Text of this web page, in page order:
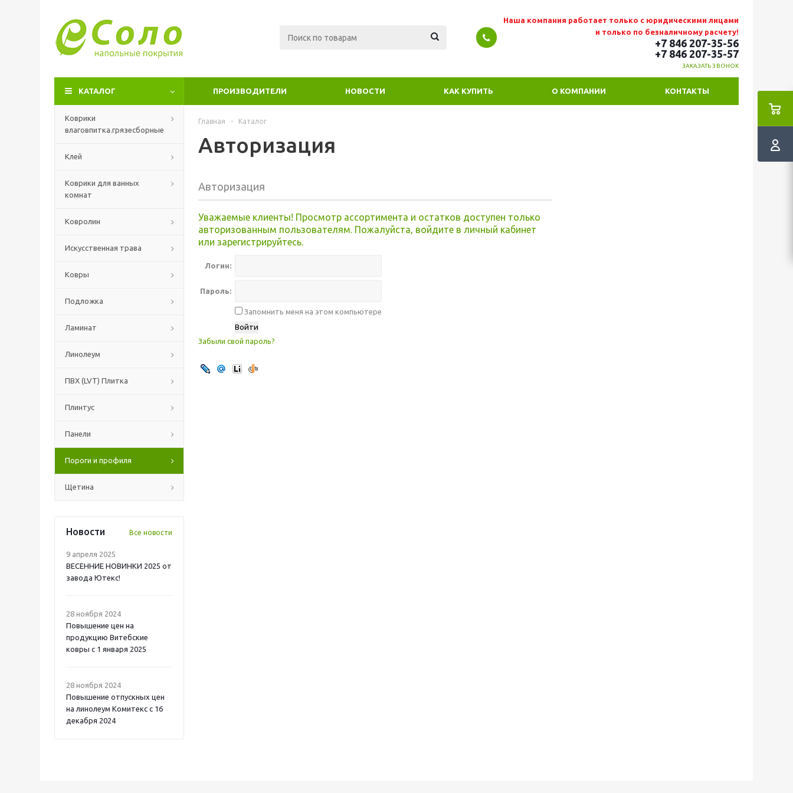
Наша компания работает только с юридическими лицами
и только по безналичному расчету!
+7 846 207-35-56
+7 846 207-35-57
ЗАКАЗАТЬ ЗВОНОК
КАТАЛОГ ПРОИЗВОДИТЕЛИ НОВОСТИ КАК КУПИТЬ О КОМПАНИИ КОНТАКТЫ
Коврики
влаговпитка.грязесборные
Клей
Коврики для ванных
комнат
Ковролин
Искусственная трава
Ковры
Подложка
Ламинат
Линолеум
ПВХ (LVT) Плитка
Плинтус
Панели
Пороги и профиля
Щетина
Новости Все новости
9 апреля 2025
ВЕСЕННИЕ НОВИНКИ 2025 от
завода Ютекс!
28 ноября 2024
Повышение цен на
продукцию Витебские
ковры с 1 января 2025
28 ноября 2024
Повышение отпускных цен
на линолеум Комитекс с 16
декабря 2024
Главная - Каталог
Авторизация
Авторизация
Уважаемые клиенты! Просмотр ассортимента и остатков доступен только
авторизованным пользователям. Пожалуйста, войдите в личный кабинет
или зарегистрируйтесь.
Логин:
Пароль:
Запомнить меня на этом компьютере
Забыли свой пароль?